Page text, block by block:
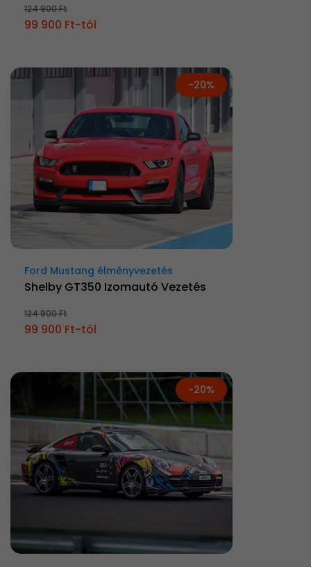
124 900 Ft
99 900 Ft-tól
-20%
Ford Mustang élményvezetés
Shelby GT350 Izomautó Vezetés
124 900 Ft
99 900 Ft-tól
-20%